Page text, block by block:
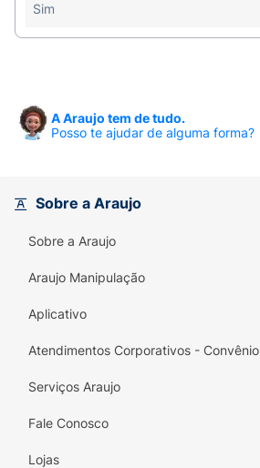
Sim
A Araujo tem de tudo.
Posso te ajudar de alguma forma?
Sobre a Araujo
Sobre a Araujo
Araujo Manipulação
Aplicativo
Atendimentos Corporativos - Convênio
Serviços Araujo
Fale Conosco
Lojas